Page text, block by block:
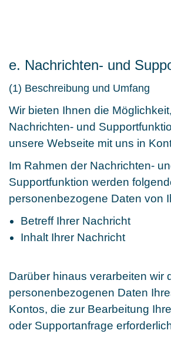
e. Nachrichten- und
(1) Beschreibung und Umfang
Wir bieten Ihnen die
Nachrichten- und
unsere Webseite mit uns in
Im Rahmen der Nachrichten-
Supportfunktion werden
personenbezogene Daten von
Betreff Ihrer Nachricht
Inhalt Ihrer Nachricht
Darüber hinaus verarbeiten wir
personenbezogenen Daten
Kontos, die zur Bearbeitung
oder Supportanfrage